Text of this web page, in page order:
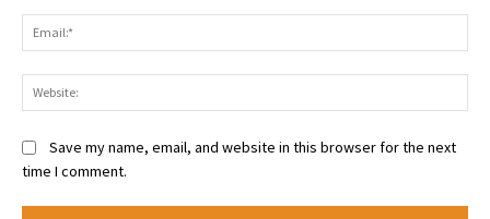
Save my name, email, and website in this browser for the next
time I comment.